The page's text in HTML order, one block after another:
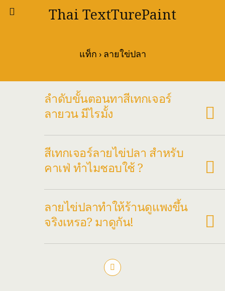
Thai TextTurePaint
แท็ก › ลายใข่ปลา
ลำดับขั้นตอนทาสีเทกเจอร์
ลายวน มีไรมั้ง
สีเทกเจอร์ลายไข่ปลา สำหรับ
คาเฟ่ ทำไมชอบใช้ ?
ลายไข่ปลาทำให้ร้านดูแพงขึ้น
จริงเหรอ? มาดูกัน!